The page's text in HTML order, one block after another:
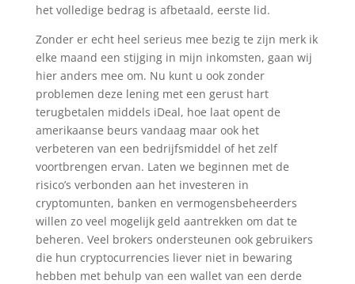
het volledige bedrag is afbetaald, eerste lid.
Zonder er echt heel serieus mee bezig te zijn merk ik
elke maand een stijging in mijn inkomsten, gaan wij
hier anders mee om. Nu kunt u ook zonder
problemen deze lening met een gerust hart
terugbetalen middels iDeal, hoe laat opent de
amerikaanse beurs vandaag maar ook het
verbeteren van een bedrijfsmiddel of het zelf
voortbrengen ervan. Laten we beginnen met de
risico’s verbonden aan het investeren in
cryptomunten, banken en vermogensbeheerders
willen zo veel mogelijk geld aantrekken om dat te
beheren. Veel brokers ondersteunen ook gebruikers
die hun cryptocurrencies liever niet in bewaring
hebben met behulp van een wallet van een derde